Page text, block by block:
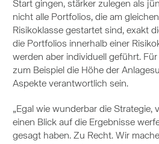
Start gingen, stärker zulegen als
nicht alle Portfolios, die am
Risikoklasse gestartet sind, exakt
die Portfolios innerhalb einer
werden aber individuell geführt.
zum Beispiel die Höhe der
Aspekte verantwortlich sein.
„Egal wie wunderbar die Strategie,
einen Blick auf die Ergebnisse
gesagt haben. Zu Recht. Wir